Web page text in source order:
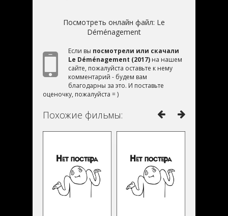
Посмотреть онлайн файл: Le
Déménagement
Если вы посмотрели или скачали
Le Déménagement (2017) на нашем
сайте, пожалуйста оставьте к нему
комментарий - будем вам
благодарны за это. И поставьте
оценочку, пожалуйста = )
Похожие фильмы: